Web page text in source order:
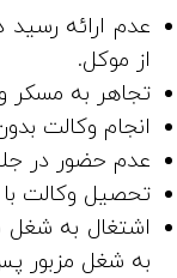
عدم ارائه رسید
از موکل.
تجاهر به مسکر
انجام وکالت
عدم حضور در
تحصیل وکالت
اشتغال به شغل
به شغل مزبور